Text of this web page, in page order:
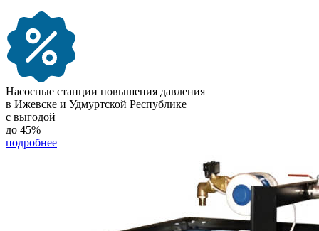
Насосные станции повышения давления
в Ижевске и Удмуртской Республике
с выгодой
до 45%
подробнее